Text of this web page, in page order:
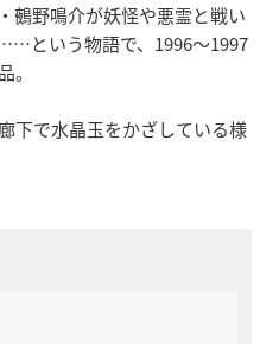
鵺野鳴介が妖怪や悪霊と戦い
という物語で、1996〜1997
。
下で水晶玉をかざしている様